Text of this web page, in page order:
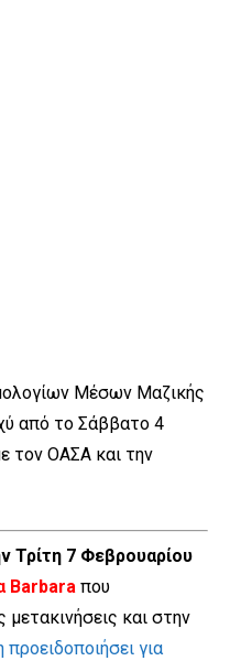
Μέσων Μαζικής
από το Σάββατο 4
τον ΟΑΣΑ και την
Τρίτη 7 Φεβρουαρίου
Barbara που
και στην
προειδοποιήσει για